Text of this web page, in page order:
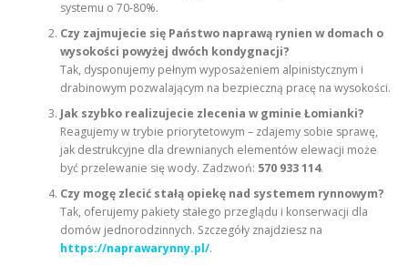
systemu o 70-80%.
Czy zajmujecie się Państwo naprawą rynien w domach o
wysokości powyżej dwóch kondygnacji?
Tak, dysponujemy pełnym wyposażeniem alpinistycznym i
drabinowym pozwalającym na bezpieczną pracę na wysokości.
Jak szybko realizujecie zlecenia w gminie Łomianki?
Reagujemy w trybie priorytetowym – zdajemy sobie sprawę,
jak destrukcyjne dla drewnianych elementów elewacji może
być przelewanie się wody. Zadzwoń: 570 933 114.
Czy mogę zlecić stałą opiekę nad systemem rynnowym?
Tak, oferujemy pakiety stałego przeglądu i konserwacji dla
domów jednorodzinnych. Szczegóły znajdziesz na
https://naprawarynny.pl/.